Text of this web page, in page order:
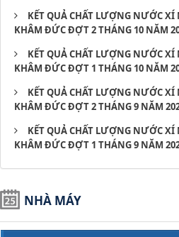
KẾT QUẢ CHẤT LƯỢNG NƯỚC XÍ
KHÂM ĐỨC ĐỢT 2 THÁNG 10 NĂM
KẾT QUẢ CHẤT LƯỢNG NƯỚC XÍ
KHÂM ĐỨC ĐỢT 1 THÁNG 10 NĂM
KẾT QUẢ CHẤT LƯỢNG NƯỚC XÍ
KHÂM ĐỨC ĐỢT 2 THÁNG 9 NĂM
KẾT QUẢ CHẤT LƯỢNG NƯỚC XÍ
KHÂM ĐỨC ĐỢT 1 THÁNG 9 NĂM
NHÀ MÁY